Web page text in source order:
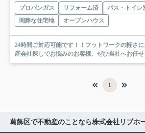
プロパンガス リフォーム済 バス・トイレ
閑静な住宅地
オープンハウス
24時間ご対応可能です！！フットワークの軽さ
産会社探しでお悩みのお客様、ぜひ当社へお任せ
1
葛飾区で不動産のことなら株式会社リブホ